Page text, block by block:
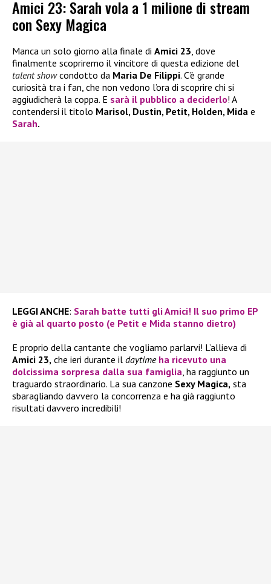
Amici 23: Sarah vola a 1 milione di stream
con Sexy Magica
Manca un solo giorno alla finale di Amici 23, dove
finalmente scopriremo il vincitore di questa edizione del
talent showcondotto da Maria De Filippi. C’è grande
curiosità tra i fan, che non vedono l’ora di scoprire chi si
aggiudicherà la coppa. E sarà il pubblico a deciderlo! A
contendersi il titolo Marisol, Dustin, Petit, Holden, Mida e
Sarah.
LEGGI ANCHE: Sarah batte tutti gli Amici! Il suo primo EP
è già al quarto posto (e Petit e Mida stanno dietro)
E proprio della cantante che vogliamo parlarvi! L’allieva di
Amici 23, che ieri durante il daytime ha ricevuto una
dolcissima sorpresa dalla sua famiglia, ha raggiunto un
traguardo straordinario. La sua canzone Sexy Magica, sta
sbaragliando davvero la concorrenza e ha già raggiunto
risultati davvero incredibili!